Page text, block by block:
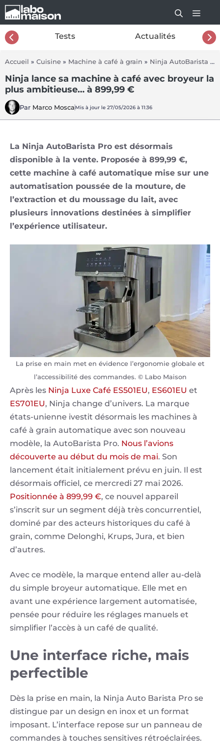
Aller
au
contenu
Tests Actualités
Accueil » Cuisine » Machine à café à grain » Ninja AutoBarista Pro
Ninja lance sa machine à café avec broyeur la
plus ambitieuse… à 899,99 €
Par Marco Mosca Mis à jour le 27/05/2026 à 11:36
La Ninja AutoBarista Pro est désormais
disponible à la vente. Proposée à 899,99 €,
cette machine à café automatique mise sur une
automatisation poussée de la mouture, de
l’extraction et du moussage du lait, avec
plusieurs innovations destinées à simplifier
l’expérience utilisateur.
La prise en main met en évidence l’ergonomie globale et
l’accessibilité des commandes. © Labo Maison
Après les Ninja Luxe Café ES501EU, ES601EU et
ES701EU, Ninja change d’univers. La marque
états-unienne ivestit désormais les machines à
café à grain automatique avec son nouveau
modèle, la AutoBarista Pro. Nous l’avions
découverte au début du mois de mai. Son
lancement était initialement prévu en juin. Il est
désormais officiel, ce mercredi 27 mai 2026.
Positionnée à 899,99 €, ce nouvel appareil
s’inscrit sur un segment déjà très concurrentiel,
dominé par des acteurs historiques du café à
grain, comme Delonghi, Krups, Jura, et bien
d’autres.
Avec ce modèle, la marque entend aller au-delà
du simple broyeur automatique. Elle met en
avant une expérience largement automatisée,
pensée pour réduire les réglages manuels et
simplifier l’accès à un café de qualité.
Une interface riche, mais
perfectible
Dès la prise en main, la Ninja Auto Barista Pro se
distingue par un design en inox et un format
imposant. L’interface repose sur un panneau de
commandes à touches sensitives rétroéclairées.